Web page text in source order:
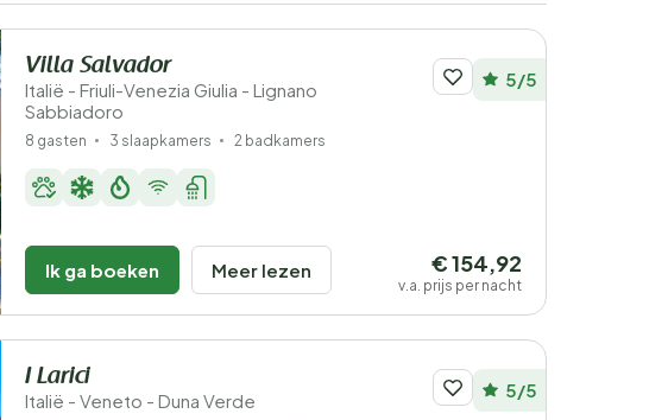
Villa Salvador
Italië - Friuli-Venezia Giulia - Lignano
Sabbiadoro
5/5
8 gasten 3 slaapkamers 2 badkamers
Ik ga boeken Meer lezen € 154,92
v.a. prijs per nacht
I Larici
Italië - Veneto - Duna Verde 5/5